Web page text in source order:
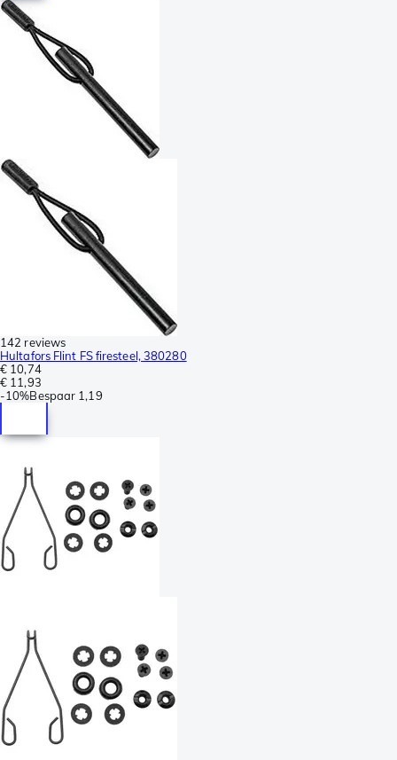
142 reviews
Hultafors Flint FS firesteel, 380280
€ 10,74
€ 11,93
-10%Bespaar 1,19